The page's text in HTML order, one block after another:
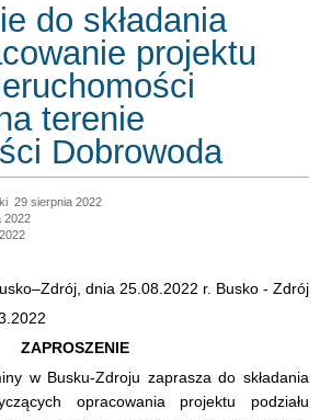
do składania
projektu
terenie
Dobrowoda
29 sierpnia 2022
2022
dnia 25.08.2022 r. Busko - Zdrój
ZAPROSZENIE
w Busku-Zdroju zaprasza do składania
opracowania projektu podziału